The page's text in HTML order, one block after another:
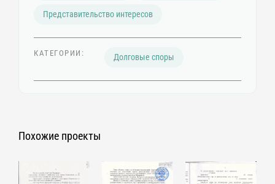
Представительство интересов
КАТЕГОРИИ: Долговые споры
Похожие проекты